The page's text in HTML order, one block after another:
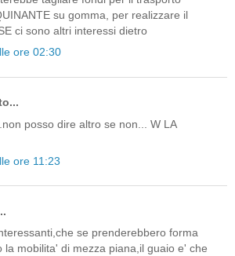
su gomma, per realizzare il
ci sono altri interessi dietro
ore 02:30
posso dire altro se non... W LA
ore 11:23
se prenderebbero forma
la mobilita' di mezza piana,il guaio e' che